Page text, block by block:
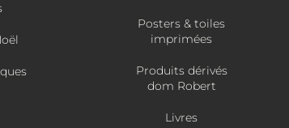
Posters & toiles
imprimées
Produits dérivés
dom Robert
Livres